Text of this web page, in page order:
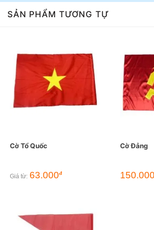
SẢN PHẨM TƯƠNG TỰ
Cờ Tổ Quốc
Giá từ: 63.000đ
Cờ Đảng
150.000